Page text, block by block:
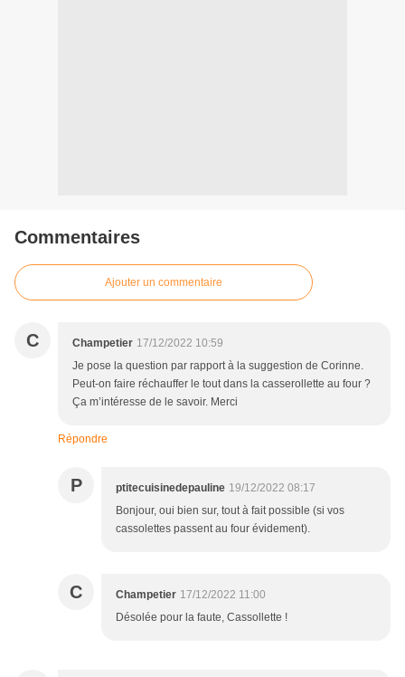
Commentaires
Ajouter un commentaire
C Champetier 17/12/2022 10:59
Je pose la question par rapport à la suggestion de Corinne.
Peut-on faire réchauffer le tout dans la casserollette au four ?
Ça m’intéresse de le savoir. Merci
Répondre
P ptitecuisinedepauline 19/12/2022 08:17
Bonjour, oui bien sur, tout à fait possible (si vos
cassolettes passent au four évidement).
C Champetier 17/12/2022 11:00
Désolée pour la faute, Cassollette !